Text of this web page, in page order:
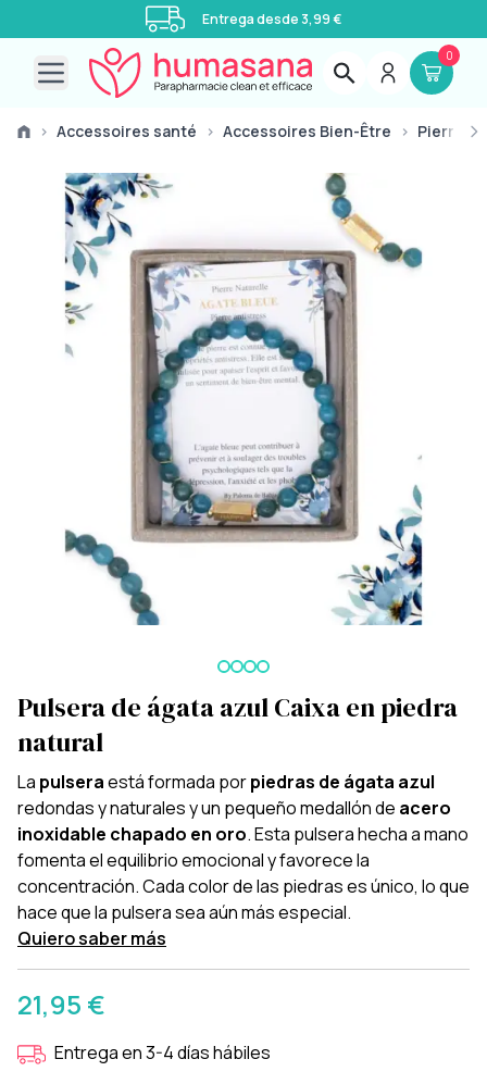
Entrega desde 3,99 €
Open main menu
0
› Accessoires santé › Accessoires Bien-Être › Pierres
Pulsera de ágata azul Caixa en piedra
natural
La pulseraestá formada porpiedras de ágata azul
redondas y naturales y un pequeño medallón de acero
inoxidable chapado en oro. Esta pulsera hecha a mano
fomenta el equilibrio emocional y favorece la
concentración. Cada color de las piedras es único, lo que
hace que la pulsera sea aún más especial.
Quiero saber más
21,95 €
Entrega en 3-4 días hábiles